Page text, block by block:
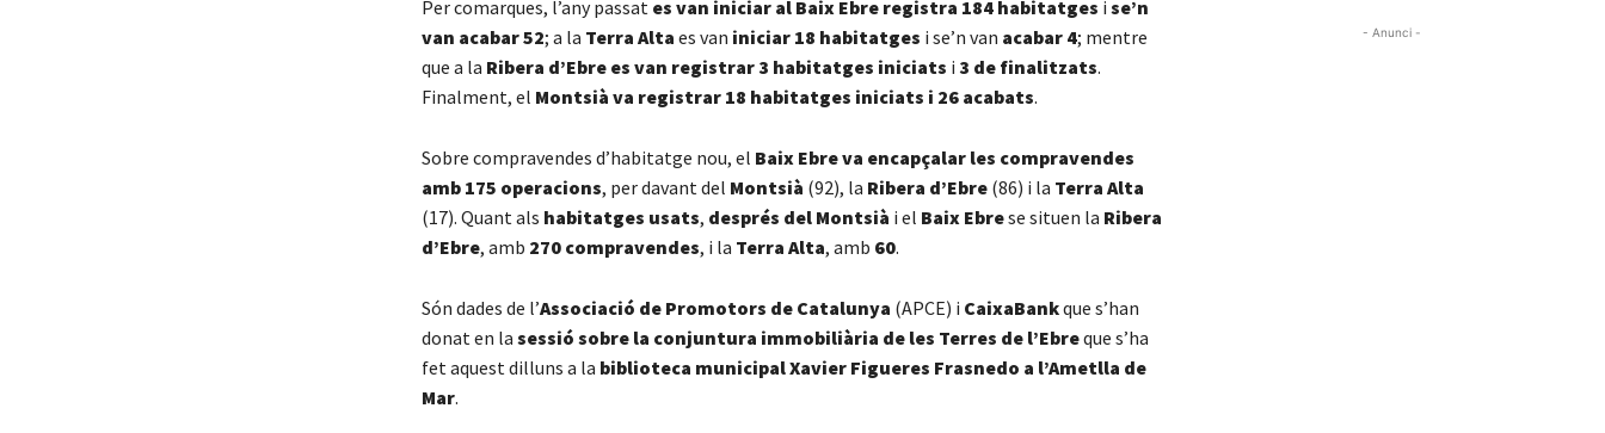
Per comarques, l’any passat es van iniciar al Baix Ebre registra 184 habitatges i se’n
van acabar 52; a la Terra Alta es van iniciar 18 habitatges i se’n van acabar 4; mentre
que a la Ribera d’Ebre es van registrar 3 habitatges iniciats i 3 de finalitzats.
Finalment, el Montsià va registrar 18 habitatges iniciats i 26 acabats.
Sobre compravendes d’habitatge nou, el Baix Ebre va encapçalar les compravendes
amb 175 operacions, per davant del Montsià (92), la Ribera d’Ebre(86) i la Terra Alta
(17). Quant als habitatges usats, després del Montsià i el Baix Ebrese situen la Ribera
d’Ebre, amb 270 compravendes, i la Terra Alta, amb 60.
Són dades de l’Associació de Promotors de Catalunya (APCE) i CaixaBankque s’han
donat en la sessió sobre la conjuntura immobiliària de les Terres de l’Ebreque s’ha
fet aquest dilluns a la biblioteca municipal Xavier Figueres Frasnedo a l’Ametlla de
Mar.
- Anunci -